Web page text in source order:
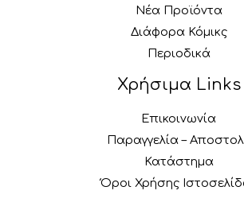
Νέα Προϊόντα
Διάφορα Κόμικς
Περιοδικά
Χρήσιμα Links
Επικοινωνία
Παραγγελία –
Κατάστημα
Όροι Χρήσης